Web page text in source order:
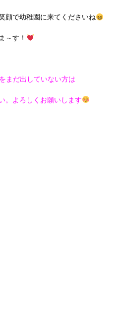
顔で幼稚園に来てくださいね
～す！
まだ出していない方は
。よろしくお願いします